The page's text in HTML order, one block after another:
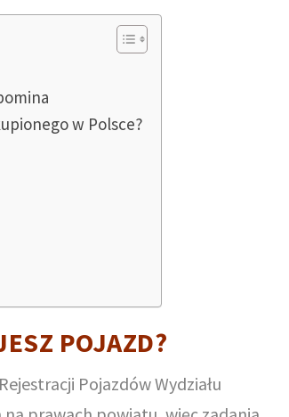
w Polsce?
POJAZD?
Pojazdów Wydziału